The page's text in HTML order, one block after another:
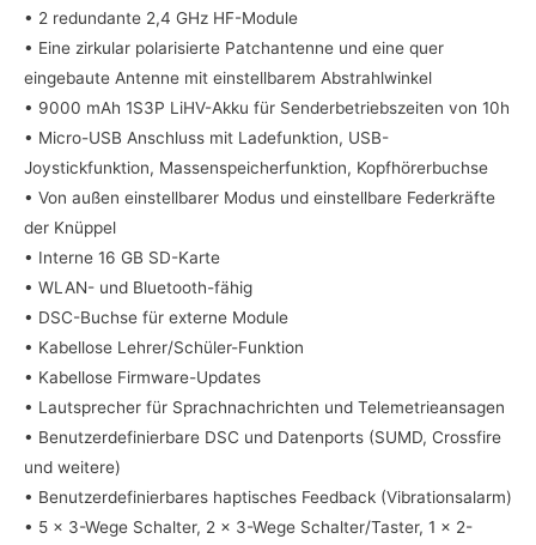
• 2 redundante 2,4 GHz HF-Module
• Eine zirkular polarisierte Patchantenne und eine quer
eingebaute Antenne mit einstellbarem Abstrahlwinkel
• 9000 mAh 1S3P LiHV-Akku für Senderbetriebszeiten von 10h
• Micro-USB Anschluss mit Ladefunktion, USB-
Joystickfunktion, Massenspeicherfunktion, Kopfhörerbuchse
• Von außen einstellbarer Modus und einstellbare Federkräfte
der Knüppel
• Interne 16 GB SD-Karte
• WLAN- und Bluetooth-fähig
• DSC-Buchse für externe Module
• Kabellose Lehrer/Schüler-Funktion
• Kabellose Firmware-Updates
• Lautsprecher für Sprachnachrichten und Telemetrieansagen
• Benutzerdefinierbare DSC und Datenports (SUMD, Crossfire
und weitere)
• Benutzerdefinierbares haptisches Feedback (Vibrationsalarm)
• 5 x 3-Wege Schalter, 2 x 3-Wege Schalter/Taster, 1 x 2-